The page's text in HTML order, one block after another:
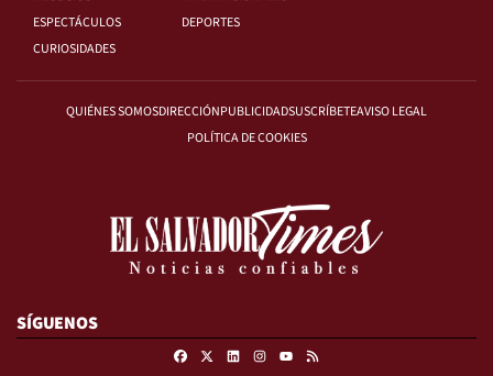
ESPECTÁCULOS
DEPORTES
CURIOSIDADES
QUIÉNES SOMOSDIRECCIÓNPUBLICIDADSUSCRÍBETEAVISO LEGAL
POLÍTICA DE COOKIES
SÍGUENOS
FacebookLinkedinInstagramRSS